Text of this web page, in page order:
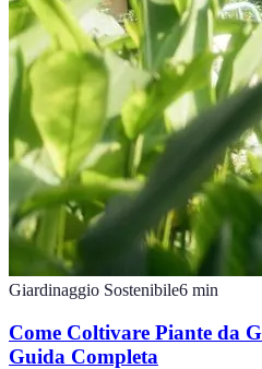
Giardinaggio Sostenibile6 min
Come Coltivare Piante da
Guida Completa